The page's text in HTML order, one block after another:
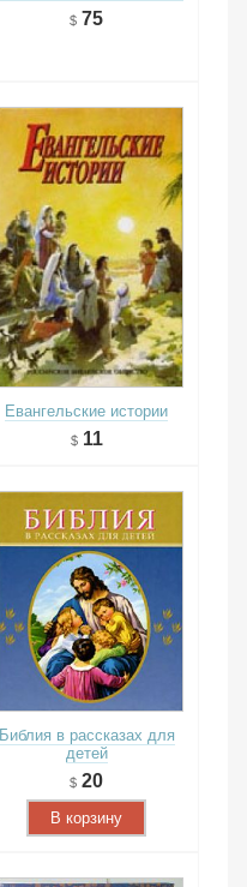
75
Евангельские истории
11
Библия в рассказах для
детей
20
В корзину